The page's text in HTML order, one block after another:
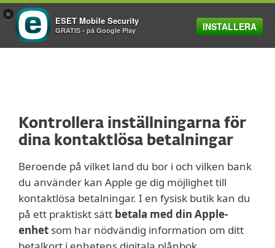
MENU
Kontrollera inställningarna för
dina kontaktlösa betalningar
Beroende på vilket land du bor i och vilken bank
du använder kan Apple ge dig möjlighet till
kontaktlösa betalningar. I en fysisk butik kan du
på ett praktiskt sätt betala med din Apple-
enhet som har nödvändig information om ditt
×
ESET Mobile Security
GRATIS - på Google Play INSTALLERA